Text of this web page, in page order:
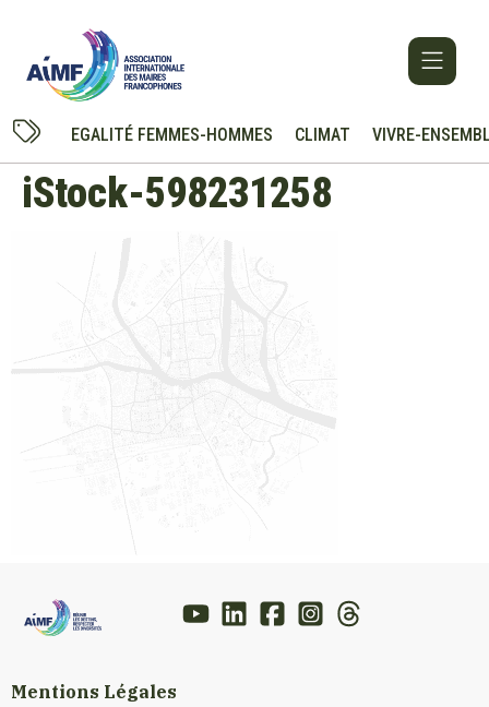
EGALITÉ FEMMES-HOMMES CLIMAT VIVRE-
iStock-598231258
Mentions Légales